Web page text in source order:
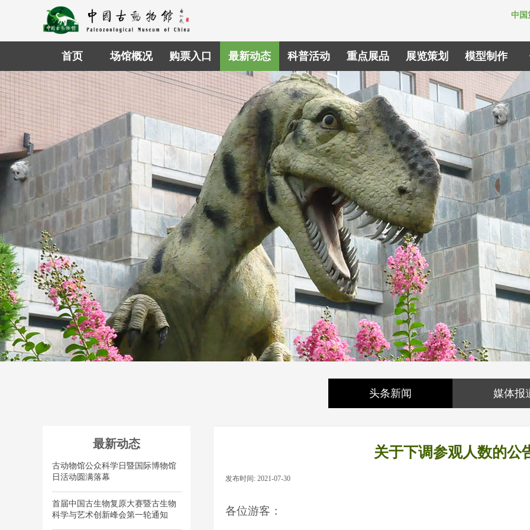
中国
首页 场馆概况 购票入口 最新动态 科普活动 重点展品 展览策划 模型制作
头条新闻 媒体报
古动物馆公众科学日暨国际博物馆
日活动圆满落幕
首届中国古生物复原大赛暨古生物
科学与艺术创新峰会第一轮通知
最新动态
关于下调参观人数的公
发布时间: 2021-07-30
各位游客：